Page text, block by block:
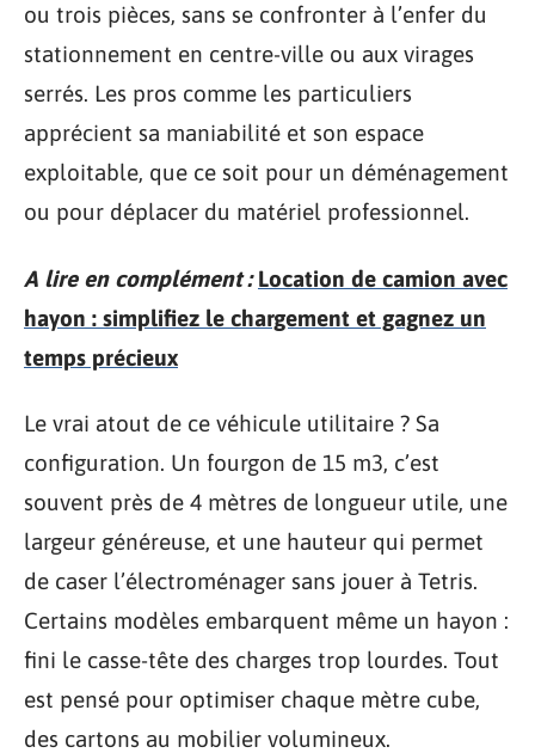
ou trois pièces, sans se confronter à l’enfer du
stationnement en centre-ville ou aux virages
serrés. Les pros comme les particuliers
apprécient sa maniabilité et son espace
exploitable, que ce soit pour un déménagement
ou pour déplacer du matériel professionnel.
A lire en complément : Location de camion avec
hayon : simplifiez le chargement et gagnez un
temps précieux
Le vrai atout de ce véhicule utilitaire ? Sa
configuration. Un fourgon de 15 m3, c’est
souvent près de 4 mètres de longueur utile, une
largeur généreuse, et une hauteur qui permet
de caser l’électroménager sans jouer à Tetris.
Certains modèles embarquent même un hayon :
fini le casse-tête des charges trop lourdes. Tout
est pensé pour optimiser chaque mètre cube,
des cartons au mobilier volumineux.